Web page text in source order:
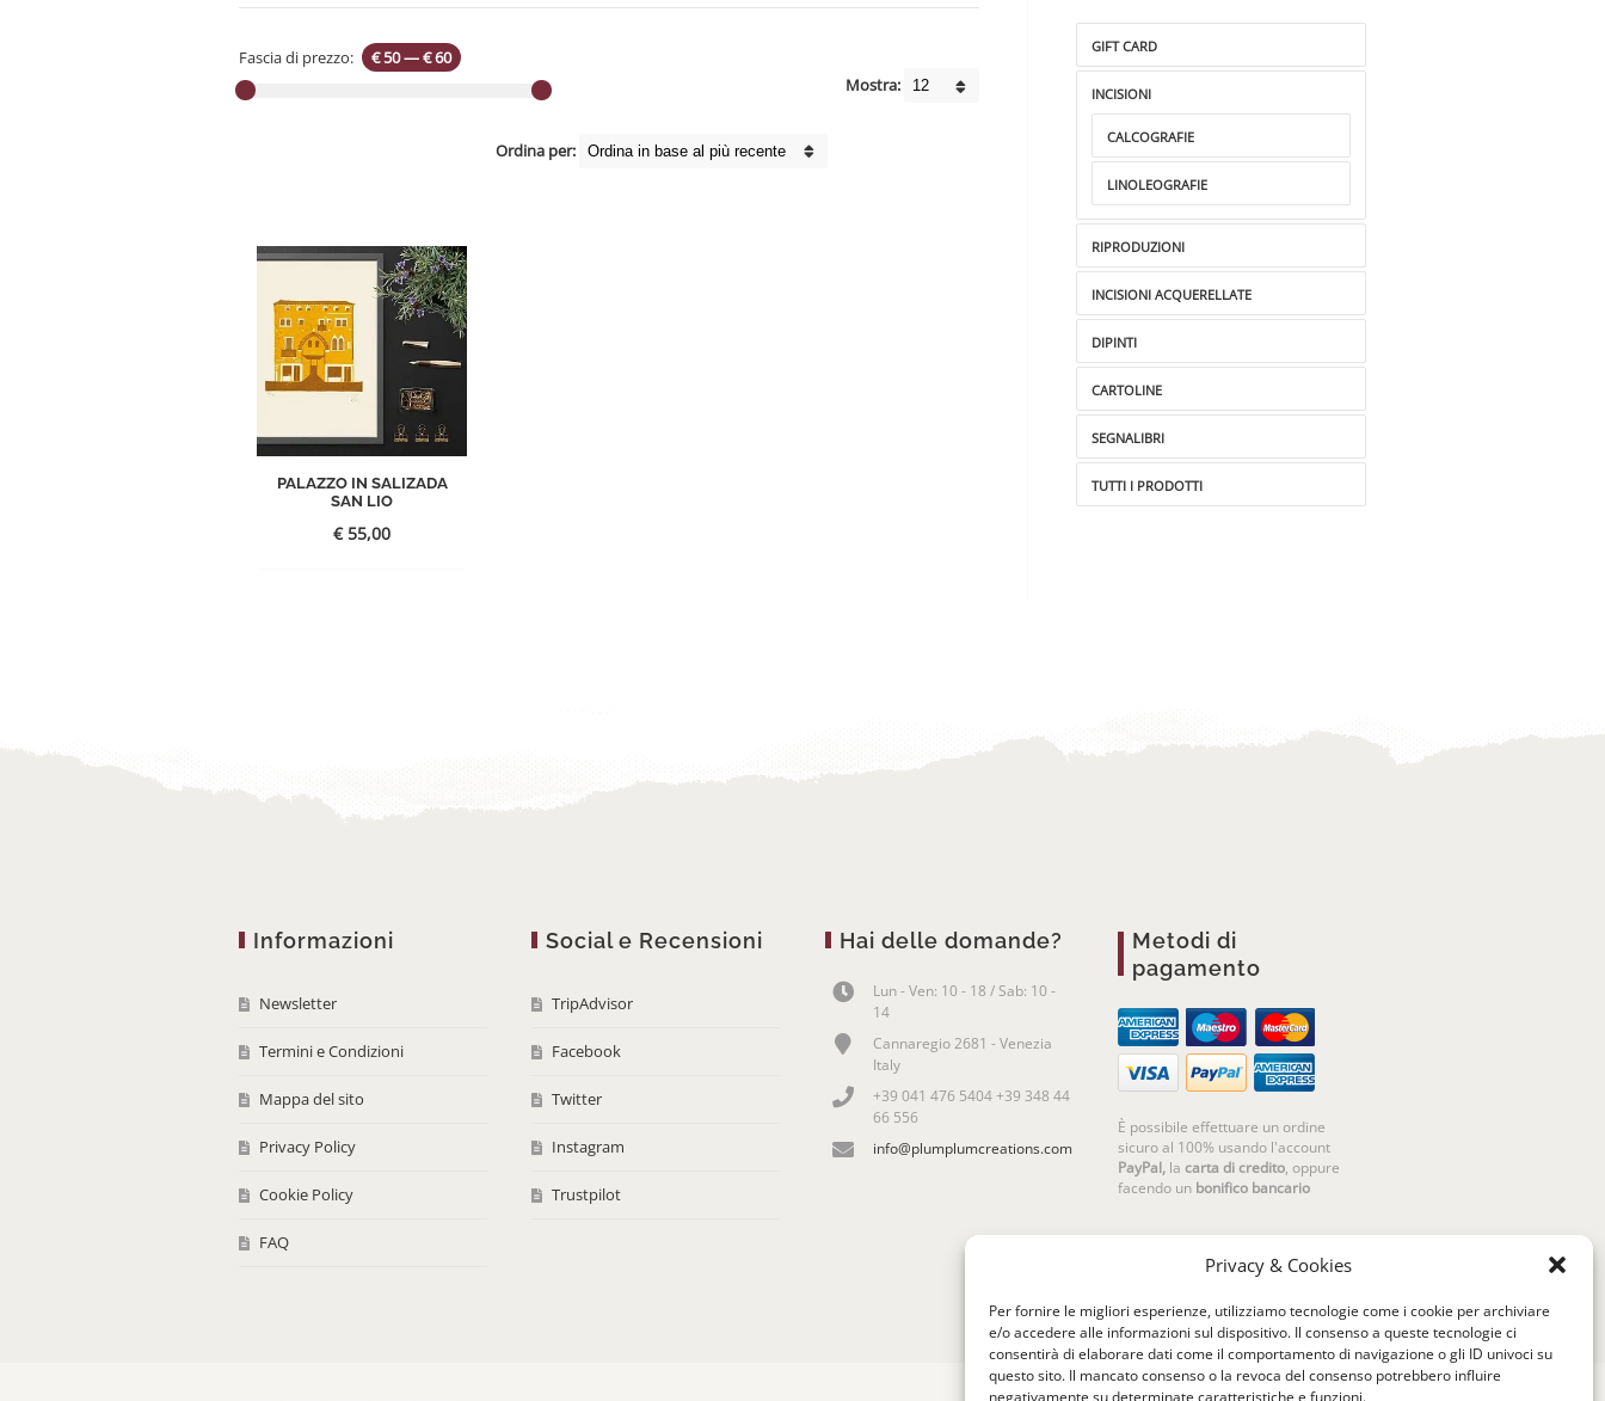
Privacy & Cookies
Per fornire le migliori esperienze, utilizziamo tecnologie come i cookie per archiviare
e/o accedere alle informazioni sul dispositivo. Il consenso a queste tecnologie ci
consentirà di elaborare dati come il comportamento di navigazione o gli ID univoci su
questo sito. Il mancato consenso o la revoca del consenso potrebbero influire
negativamente su determinate caratteristiche e funzioni.
Fascia di prezzo: € 50—€ 60
Mostra:
Ordina per:
PALAZZO IN SALIZADA
SAN LIO
€55,00
GIFT CARD
INCISIONI
CALCOGRAFIE
LINOLEOGRAFIE
RIPRODUZIONI
INCISIONI ACQUERELLATE
DIPINTI
CARTOLINE
SEGNALIBRI
TUTTI I PRODOTTI
Informazioni
Newsletter
Termini e Condizioni
Mappa del sito
Privacy Policy
Cookie Policy
FAQ
Social e Recensioni
TripAdvisor
Facebook
Twitter
Instagram
Trustpilot
Hai delle domande?
Lun - Ven: 10 - 18 / Sab: 10 -
14
Cannaregio 2681 - Venezia
Italy
+39 041 476 5404 +39 348 44
66 556
info@plumplumcreations.com
Metodi di
pagamento
È possibile effettuare un ordine
sicuro al 100% usando l'account
PayPal, lacarta di credito, oppure
facendo un bonifico bancario